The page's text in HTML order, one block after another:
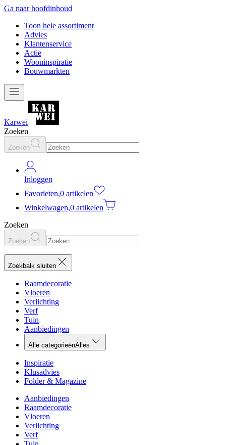
Ga naar hoofdinhoud
Toon hele assortiment
Advies
Klantenservice
Actie
Wooninspiratie
Bouwmarkten
Karwei
Zoeken
Zoeken
Inloggen
Favorieten,0 artikelen
Winkelwagen,0 artikelen
Zoeken
Zoeken
Zoekbalk sluiten
Raamdecoratie
Vloeren
Verlichting
Verf
Tuin
Aanbiedingen
Alle categorieënAlles
Inspiratie
Klusadvies
Folder & Magazine
Aanbiedingen
Raamdecoratie
Vloeren
Verlichting
Verf